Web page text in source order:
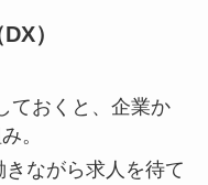
）
ておくと、企業か
。
きながら求人を待て